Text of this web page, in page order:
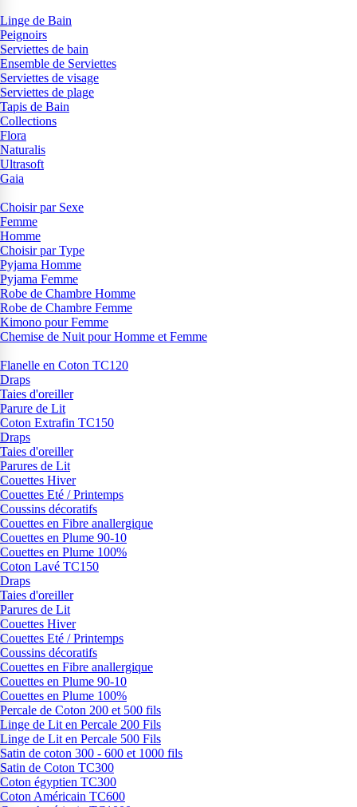
Linge de Bain
Peignoirs
Serviettes de bain
Ensemble de Serviettes
Serviettes de visage
Serviettes de plage
Tapis de Bain
Collections
Flora
Naturalis
Ultrasoft
Gaia
Choisir par Sexe
Femme
Homme
Choisir par Type
Pyjama Homme
Pyjama Femme
Robe de Chambre Homme
Robe de Chambre Femme
Kimono pour Femme
Chemise de Nuit pour Homme et Femme
Flanelle en Coton TC120
Draps
Taies d'oreiller
Parure de Lit
Coton Extrafin TC150
Draps
Taies d'oreiller
Parures de Lit
Couettes Hiver
Couettes Eté / Printemps
Coussins décoratifs
Couettes en Fibre anallergique
Couettes en Plume 90-10
Couettes en Plume 100%
Coton Lavé TC150
Draps
Taies d'oreiller
Parures de Lit
Couettes Hiver
Couettes Eté / Printemps
Coussins décoratifs
Couettes en Fibre anallergique
Couettes en Plume 90-10
Couettes en Plume 100%
Percale de Coton 200 et 500 fils
Linge de Lit en Percale 200 Fils
Linge de Lit en Percale 500 Fils
Satin de coton 300 - 600 et 1000 fils
Satin de Coton TC300
Coton égyptien TC300
Coton Américain TC600